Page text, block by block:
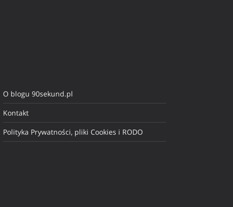
O blogu 90sekund.pl
Kontakt
Polityka Prywatności, pliki Cookies i RODO